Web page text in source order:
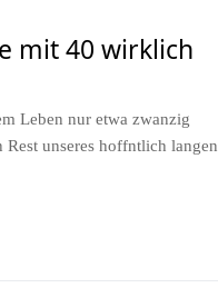
mit 40 wirklich
Leben nur etwa zwanzig
Rest unseres hoffntlich langen